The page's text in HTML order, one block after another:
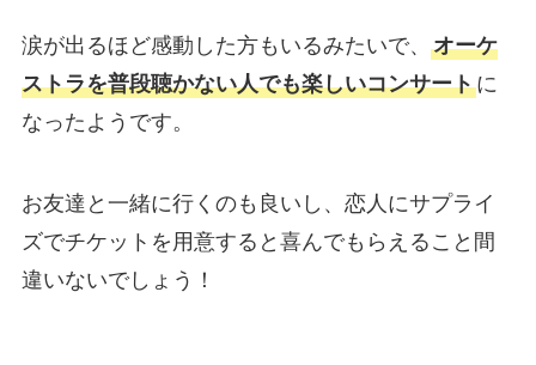
涙が出るほど感動した方もいるみたいで、 オーケ
ストラを普段聴かない人でも楽しいコンサートに
なったようです。
お友達と一緒に行くのも良いし、恋人にサプライ
ズでチケットを用意すると喜んでもらえること間
違いないでしょう！